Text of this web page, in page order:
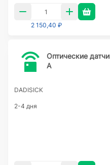
2 150,40 ₽
Оптические
A
DADISICK
2-4 дня